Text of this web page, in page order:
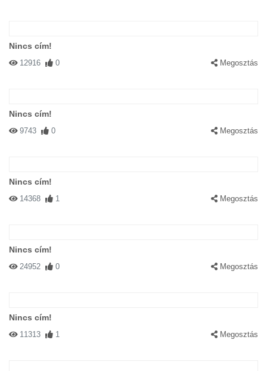
Nincs cím!
12916 0 Megosztás
Nincs cím!
9743 0 Megosztás
Nincs cím!
14368 1 Megosztás
Nincs cím!
24952 0 Megosztás
Nincs cím!
11313 1 Megosztás